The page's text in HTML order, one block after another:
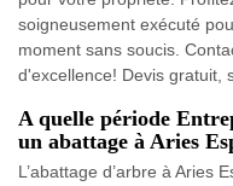
soigneusement exécuté
moment sans soucis.
d'excellence! Devis gratuit,
A quelle période
un abattage à Aries
L’abattage d’arbre à Aries